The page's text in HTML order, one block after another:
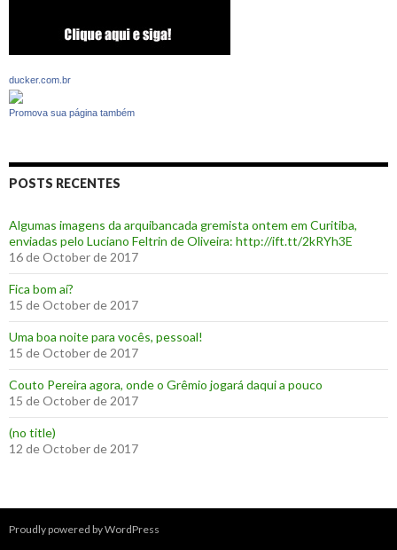
ducker.com.br
Promova sua página também
POSTS RECENTES
Algumas imagens da arquibancada gremista ontem em Curitiba,
enviadas pelo Luciano Feltrin de Oliveira: http://ift.tt/2kRYh3E
16 de October de 2017
‪Fica bom aí?‬
15 de October de 2017
Uma boa noite para vocês, pessoal!
15 de October de 2017
‪Couto Pereira agora, onde o Grêmio jogará daqui a pouco ‬
15 de October de 2017
(no title)
12 de October de 2017
Proudly powered by WordPress